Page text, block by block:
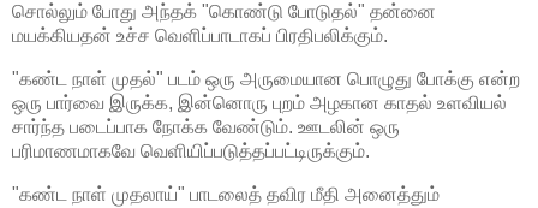
சொல்லும் போது அந்தக் "கொண்டு போடுதல்" தன்னை
மயக்கியதன் உச்ச வெளிப்பாடாகப் பிரதிபலிக்கும்.
"கண்ட நாள் முதல்" படம் ஒரு அருமையான பொழுது போக்கு என்ற
ஒரு பார்வை இருக்க, இன்னொரு புறம் அழகான காதல் உளவியல்
சார்ந்த படைப்பாக நோக்க வேண்டும். ஊடலின் ஒரு
பரிமாணமாகவே வெளியிப்படுத்தப்பட்டிருக்கும்.
"கண்ட நாள் முதலாய்" பாடலைத் தவிர மீதி அனைத்தும்